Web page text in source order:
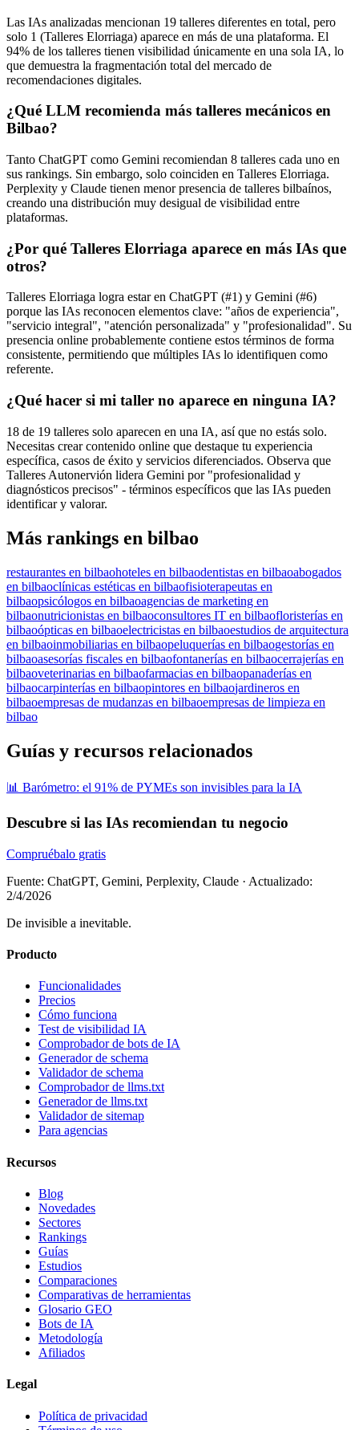
Las IAs analizadas mencionan 19 talleres diferentes en total, pero
solo 1 (Talleres Elorriaga) aparece en más de una plataforma. El
94% de los talleres tienen visibilidad únicamente en una sola IA, lo
que demuestra la fragmentación total del mercado de
recomendaciones digitales.
¿Qué LLM recomienda más talleres mecánicos en
Bilbao?
Tanto ChatGPT como Gemini recomiendan 8 talleres cada uno en
sus rankings. Sin embargo, solo coinciden en Talleres Elorriaga.
Perplexity y Claude tienen menor presencia de talleres bilbaínos,
creando una distribución muy desigual de visibilidad entre
plataformas.
¿Por qué Talleres Elorriaga aparece en más IAs que
otros?
Talleres Elorriaga logra estar en ChatGPT (#1) y Gemini (#6)
porque las IAs reconocen elementos clave: "años de experiencia",
"servicio integral", "atención personalizada" y "profesionalidad". Su
presencia online probablemente contiene estos términos de forma
consistente, permitiendo que múltiples IAs lo identifiquen como
referente.
¿Qué hacer si mi taller no aparece en ninguna IA?
18 de 19 talleres solo aparecen en una IA, así que no estás solo.
Necesitas crear contenido online que destaque tu experiencia
específica, casos de éxito y servicios diferenciados. Observa que
Talleres Autonervión lidera Gemini por "profesionalidad y
diagnósticos precisos" - términos específicos que las IAs pueden
identificar y valorar.
Más rankings en bilbao
restaurantes en bilbaohoteles en bilbaodentistas en bilbaoabogados
en bilbaoclínicas estéticas en bilbaofisioterapeutas en
bilbaopsicólogos en bilbaoagencias de marketing en
bilbaonutricionistas en bilbaoconsultores IT en bilbaofloristerías en
bilbaoópticas en bilbaoelectricistas en bilbaoestudios de arquitectura
en bilbaoinmobiliarias en bilbaopeluquerías en bilbaogestorías en
bilbaoasesorías fiscales en bilbaofontanerías en bilbaocerrajerías en
bilbaoveterinarias en bilbaofarmacias en bilbaopanaderías en
bilbaocarpinterías en bilbaopintores en bilbaojardineros en
bilbaoempresas de mudanzas en bilbaoempresas de limpieza en
bilbao
Guías y recursos relacionados
📊 Barómetro: el 91% de PYMEs son invisibles para la IA
Descubre si las IAs recomiendan tu negocio
Compruébalo gratis
Fuente: ChatGPT, Gemini, Perplexity, Claude · Actualizado:
2/4/2026
De invisible a inevitable.
Producto
Funcionalidades
Precios
Cómo funciona
Test de visibilidad IA
Comprobador de bots de IA
Generador de schema
Validador de schema
Comprobador de llms.txt
Generador de llms.txt
Validador de sitemap
Para agencias
Recursos
Blog
Novedades
Sectores
Rankings
Guías
Estudios
Comparaciones
Comparativas de herramientas
Glosario GEO
Bots de IA
Metodología
Afiliados
Legal
Política de privacidad